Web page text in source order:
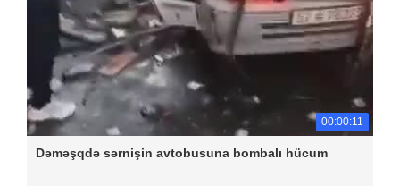
00:00:11
Dəməşqdə sərnişin avtobusuna bombalı hücum